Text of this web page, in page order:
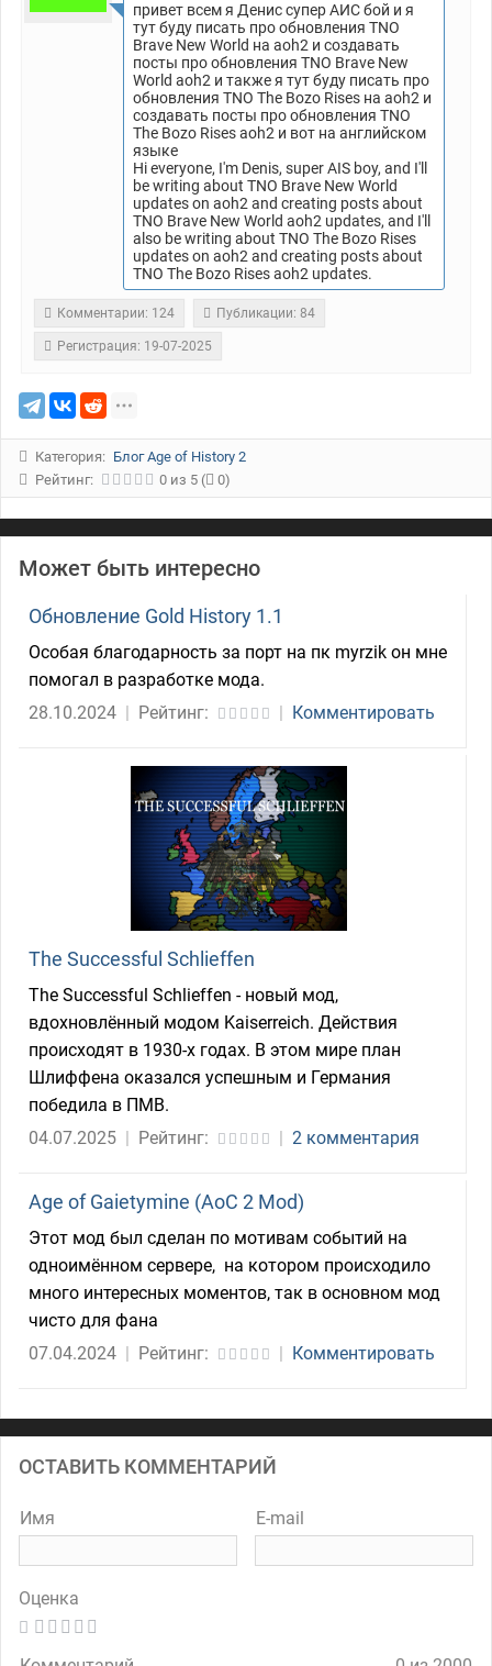
привет всем я Денис супер АИС бой и я
тут буду писать про обновления TNO
Brave New World на aoh2 и создавать
посты про обновления TNO Brave New
World aoh2 и также я тут буду писать про
обновления TNO The Bozo Rises на aoh2 и
создавать посты про обновления TNO
The Bozo Rises aoh2 и вот на английском
языке
Hi everyone, I'm Denis, super AIS boy, and I'll
be writing about TNO Brave New World
updates on aoh2 and creating posts about
TNO Brave New World aoh2 updates, and I'll
also be writing about TNO The Bozo Rises
updates on aoh2 and creating posts about
TNO The Bozo Rises aoh2 updates.
Комментарии: 124 Публикации: 84
Регистрация: 19-07-2025
Категория: Блог Age of History 2
Рейтинг:
0 из 5 ( 0)
Может быть интересно
Обновление Gold History 1.1
Особая благодарность за порт на пк myrzik он мне
помогал в разработке мода.
28.10.2024 | Рейтинг: | Комментировать
The Successful Schlieffen
The Successful Schlieffen - новый мод,
вдохновлённый модом Kaiserreich. Действия
происходят в 1930-х годах. В этом мире план
Шлиффена оказался успешным и Германия
победила в ПМВ.
04.07.2025 | Рейтинг: | 2 комментария
Age of Gaietymine (AoC 2 Mod)
Этот мод был сделан по мотивам событий на
одноимённом сервере, на котором происходило
много интересных моментов, так в основном мод
чисто для фана
07.04.2024 | Рейтинг: | Комментировать
ОСТАВИТЬ КОММЕНТАРИЙ
Имя E-mail
Оценка